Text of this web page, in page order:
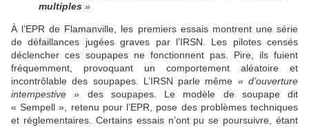
multiples »
À l’EPR de Flamanville, les premiers essais montrent une série
de défaillances jugées graves par l’IRSN. Les pilotes censés
déclencher ces soupapes ne fonctionnent pas. Pire, ils fuient
fréquemment, provoquant un comportement aléatoire et
incontrôlable des soupapes. L’IRSN parle même « d’ouverture
intempestive » des soupapes. Le modèle de soupape dit
« Sempell », retenu pour l’EPR, pose des problèmes techniques
et réglementaires. Certains essais n’ont pu se poursuivre, étant